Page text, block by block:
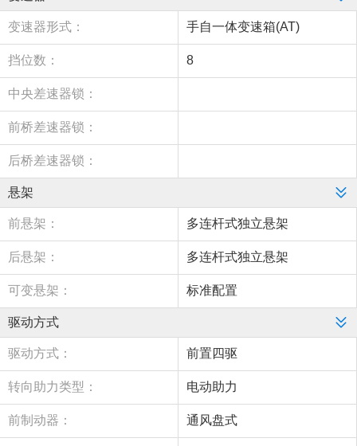
变速器形式： 手自一体变速箱(AT)
挡位数： 8
中央差速器锁：
前桥差速器锁：
后桥差速器锁：
悬架
前悬架： 多连杆式独立悬架
后悬架： 多连杆式独立悬架
可变悬架： 标准配置
驱动方式
驱动方式： 前置四驱
转向助力类型： 电动助力
前制动器： 通风盘式